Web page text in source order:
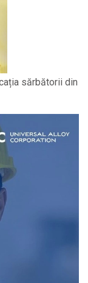
sărbătorii din